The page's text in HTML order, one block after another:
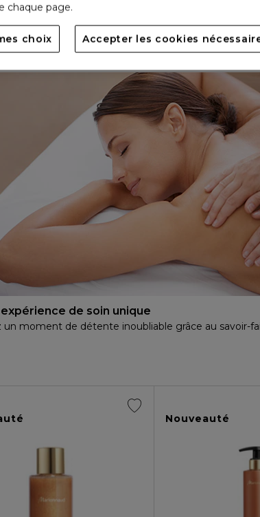
DE LA
expérience de soin unique
un moment de détente inoubliable grâce au savoir-
Nouveauté
chaque page.
choix Accepter les cookies